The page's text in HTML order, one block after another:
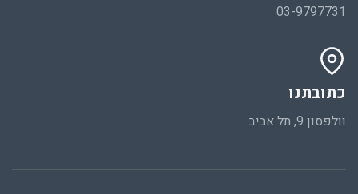
03-9797731
כתובתנו
וולפסון 9, תל אביב